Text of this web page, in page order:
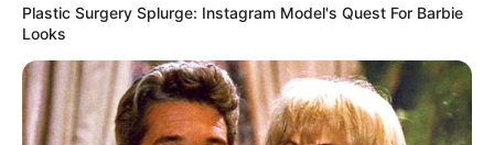
Plastic Surgery Splurge: Instagram Model's Quest For Barbie
Looks